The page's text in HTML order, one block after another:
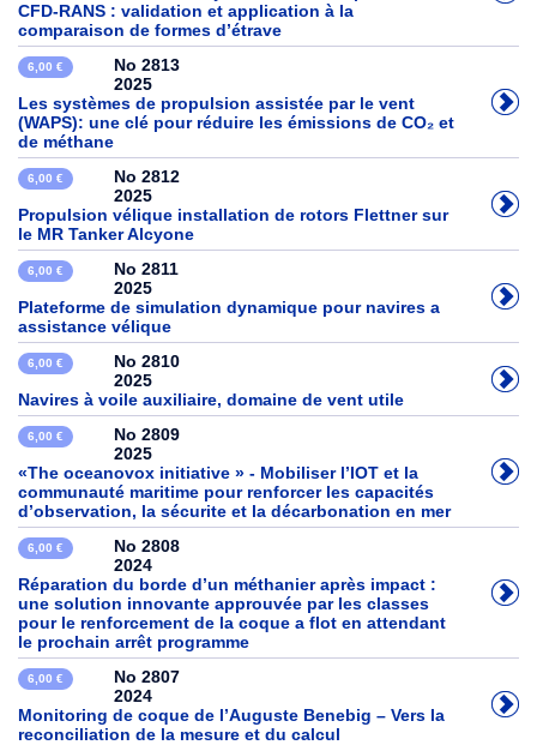
CFD-RANS : validation et application à la
comparaison de formes d’étrave
6,00 €
No 2813
2025
Les systèmes de propulsion assistée par le vent
(WAPS): une clé pour réduire les émissions de CO₂ et
de méthane
6,00 €
No 2812
2025
Propulsion vélique installation de rotors Flettner sur
le MR Tanker Alcyone
6,00 €
No 2811
2025
Plateforme de simulation dynamique pour navires a
assistance vélique
6,00 €
No 2810
2025
Navires à voile auxiliaire, domaine de vent utile
6,00 €
No 2809
2025
«The oceanovox initiative » - Mobiliser l’IOT et la
communauté maritime pour renforcer les capacités
d’observation, la sécurite et la décarbonation en mer
6,00 €
No 2808
2024
Réparation du borde d’un méthanier après impact :
une solution innovante approuvée par les classes
pour le renforcement de la coque a flot en attendant
le prochain arrêt programme
6,00 €
No 2807
2024
Monitoring de coque de l’Auguste Benebig – Vers la
reconciliation de la mesure et du calcul